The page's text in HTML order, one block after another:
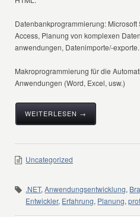
Datenbankprogrammierung: Microsoft
Access, Planung von komplexen
anwendungen, Datenimporte/-exporte.
Makroprogrammierung für die
Anwendungen (Word, Excel, usw.)
WEITERLESEN →
Uncategorized
.NET,Anwendungsentwicklung,
Entwickler, Erfahrung, Planung,